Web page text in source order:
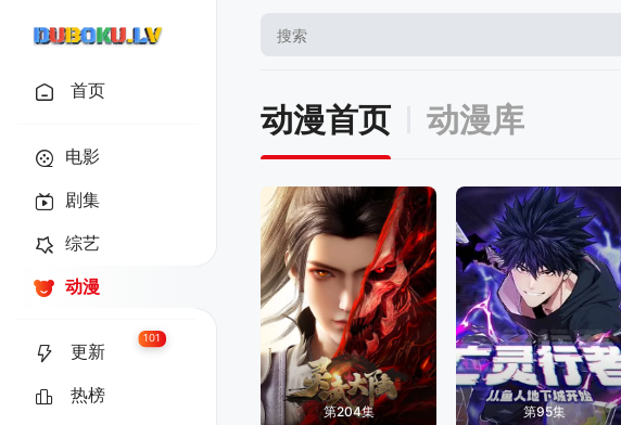
首页
电影
剧集
综艺
动漫
更新
101
热榜
动漫首页 动漫库
第204集 第95集